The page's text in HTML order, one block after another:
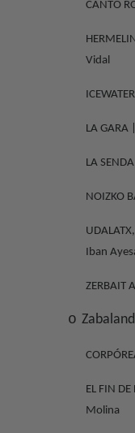
CANTO
Vidal
LA GARA
LA
NOIZKO
Iban
ZERBAIT
o
EL FIN
Molina